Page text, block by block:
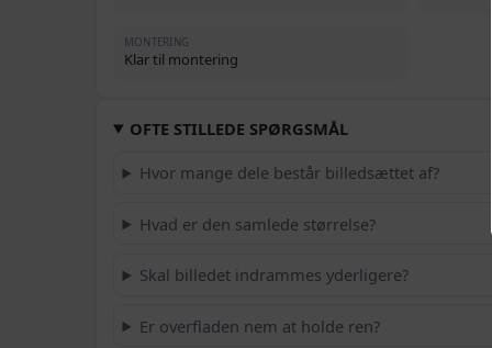
MONTERING
Klar til montering
OFTE STILLEDE SPØRGSMÅL
Hvor mange dele består billedsættet af?
Hvad er den samlede størrelse?
Skal billedet indrammes yderligere?
Er overfladen nem at holde ren?